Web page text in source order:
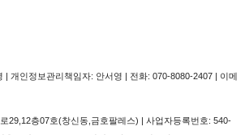
| 개인정보관리책임자: 안서영 | 전화: 070-8080-2407 | 이메
29,12층07호(창신동,금호팔레스) | 사업자등록번호: 540-